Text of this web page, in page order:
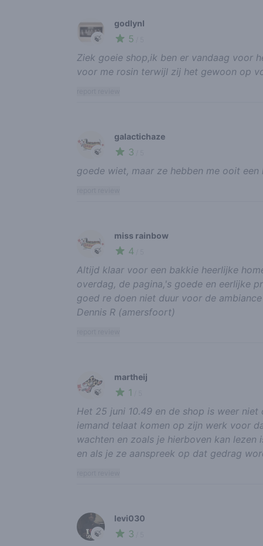
🍃
godlynl
5
Ziek goeie shop,ik ben er vandaag voor
voor me rosin terwijl zij het gewoon op
🍃
galactichaze
3
goede wiet, maar ze hebben me ooit
🍃
miss rainbow
4
Altijd klaar voor een bakkie heerlijke
overdag, de pagina,'s goede en eerlijke
goed re doen niet duur voor de
Dennis R (amersfoort)
🍃
martheij
1
Het 25 juni 10.49 en de shop is weer
iemand telaat komen op zijn werk voor
wachten en zoals je hierboven kan
en als je ze aanspreek op dat gedrag
🍃
levi030
3